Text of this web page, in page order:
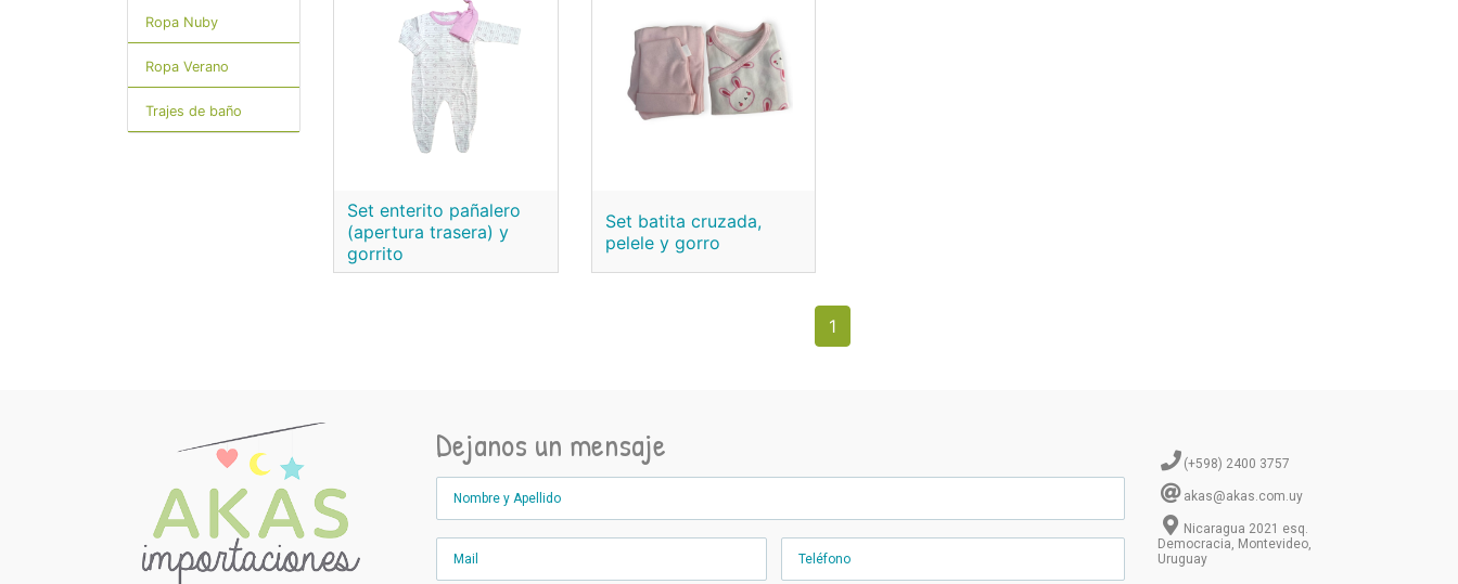
Ropa Nuby
Ropa Verano
Trajes de baño
Set enterito pañalero
(apertura trasera) y
gorrito
Set batita cruzada,
pelele y gorro
1
Dejanos un mensaje (+598) 2400 3757
akas@akas.com.uy
Nicaragua 2021 esq.
Democracia, Montevideo,
Uruguay